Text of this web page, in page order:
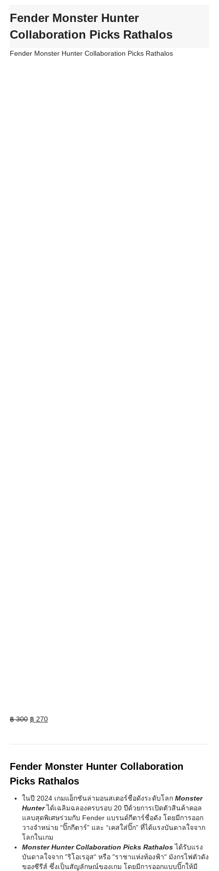
Fender Monster Hunter
Collaboration Picks Rathalos
Fender Monster Hunter Collaboration Picks Rathalos
฿300 Original
฿ 270Current
Fender Monster Hunter Collaboration
Picks Rathalos
ในปี 2024 เกมแอ็กชันล่ามอนสเตอร์ชื่อดังระดับโลก Monster
Hunterได้เฉลิมฉลองครบรอบ 20 ปีด้วยการเปิดตัวสินค้าคอล
แลบสุดพิเศษร่วมกับ Fender แบรนด์กีตาร์ชื่อดัง โดยมีการออก
วางจำหน่าย “ปิ๊กกีตาร์” และ “เคสใส่ปิ๊ก” ที่ได้แรงบันดาลใจจาก
โลกในเกม
Monster Hunter Collaboration Picks Rathalosได้รับแรง
บันดาลใจจาก "ริโอเรอุส" หรือ "ราชาแห่งท้องฟ้า" มังกรไฟตัวดัง
ของซีรีส์ ซึ่งเป็นสัญลักษณ์ของเกม โดยมีการออกแบบปิ๊กให้มี